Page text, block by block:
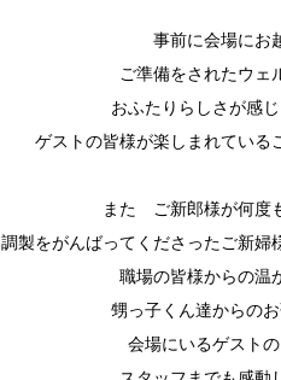
事前に会場にお
ご準備をされたウェ
おふたりらしさが感
ゲストの皆様が楽しまれている
また ご新郎様が何度
調製をがんばってくださったご新婦
職場の皆様からの温
甥っ子くん達からの
会場にいるゲスト